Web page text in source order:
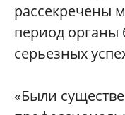
рассекречены
период органы
серьезных
«Были